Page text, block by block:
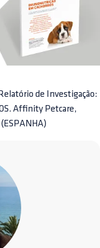
de Investigação:
Affinity Petcare,